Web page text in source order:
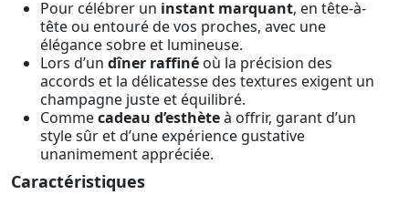
Pour célébrer un instant marquant, en tête-à-
tête ou entouré de vos proches, avec une
élégance sobre et lumineuse.
Lors d’un dîner raffiné où la précision des
accords et la délicatesse des textures exigent un
champagne juste et équilibré.
Commecadeau d’esthèteà offrir, garant d’un
style sûr et d’une expérience gustative
unanimement appréciée.
Caractéristiques